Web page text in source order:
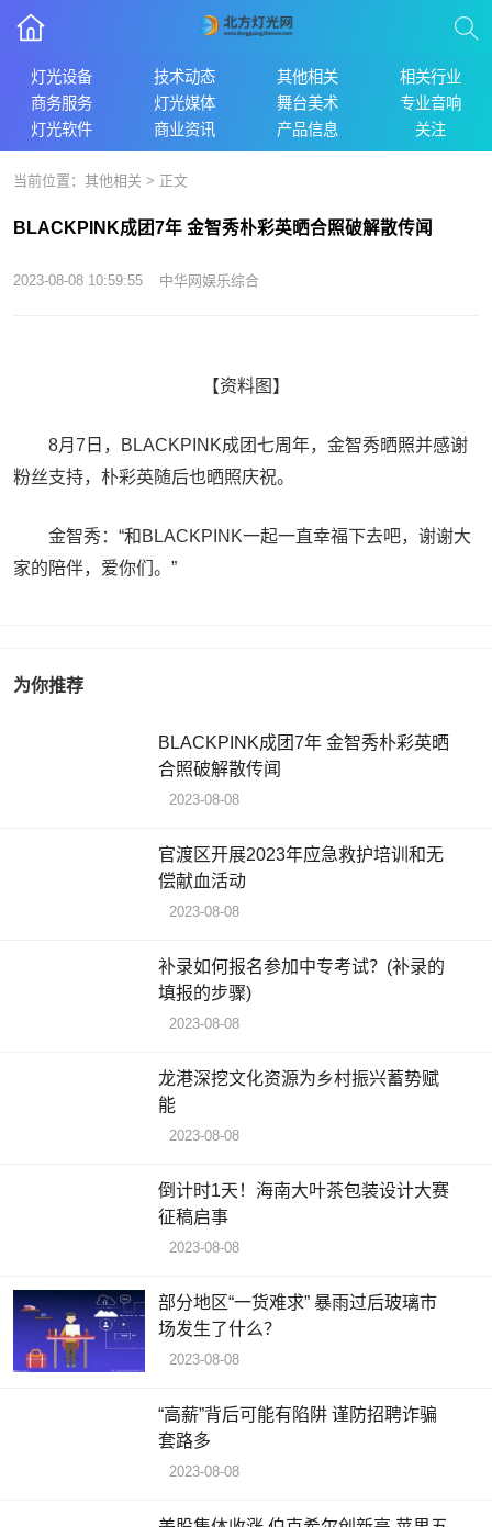
灯光设备 技术动态 其他相关
相关行业
商务服务
灯光媒体 舞台美术
专业音响
灯光软件
商业资讯 产品信息 关注
当前位置： 其他相关 > 正文
BLACKPINK成团7年 金智秀朴彩英晒合照破解散传闻
2023-08-08 10:59:55 中华网娱乐综合
【资料图】
8月7日，BLACKPINK成团七周年，金智秀晒照并感谢
粉丝支持，朴彩英随后也晒照庆祝。
金智秀：“和BLACKPINK一起一直幸福下去吧，谢谢大
家的陪伴，爱你们。”
为你推荐
BLACKPINK成团7年 金智秀朴彩英晒
合照破解散传闻
2023-08-08
官渡区开展2023年应急救护培训和无
偿献血活动
2023-08-08
补录如何报名参加中专考试？(补录的
填报的步骤)
2023-08-08
龙港深挖文化资源为乡村振兴蓄势赋
能
2023-08-08
倒计时1天！海南大叶茶包装设计大赛
征稿启事
2023-08-08
部分地区“一货难求” 暴雨过后玻璃市
场发生了什么？
2023-08-08
“高薪”背后可能有陷阱 谨防招聘诈骗
套路多
2023-08-08